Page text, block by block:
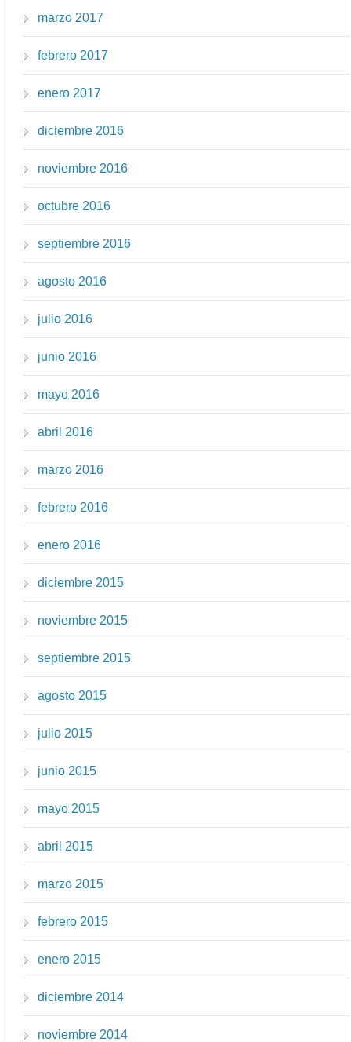
marzo 2017
febrero 2017
enero 2017
diciembre 2016
noviembre 2016
octubre 2016
septiembre 2016
agosto 2016
julio 2016
junio 2016
mayo 2016
abril 2016
marzo 2016
febrero 2016
enero 2016
diciembre 2015
noviembre 2015
septiembre 2015
agosto 2015
julio 2015
junio 2015
mayo 2015
abril 2015
marzo 2015
febrero 2015
enero 2015
diciembre 2014
noviembre 2014